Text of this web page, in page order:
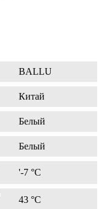
BALLU
Китай
Белый
Белый
'-7 °С
43 °С